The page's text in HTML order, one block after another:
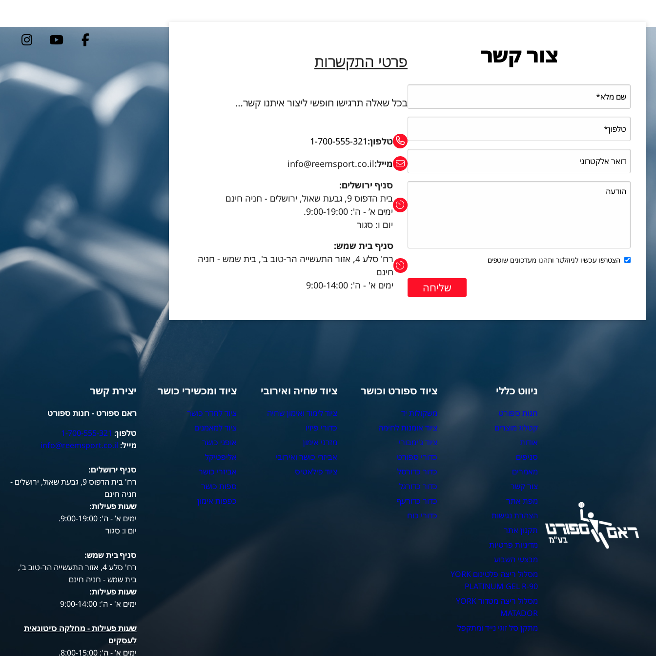
צור קשר
הצטרפו עכשיו לניוזלטר ותהנו מעדכונים שוטפים
פרטי התקשרות
בכל שאלה תרגישו חופשי ליצור איתנו קשר…
טלפון:1-700-555-321
מייל:info@reemsport.co.il
סניף ירושלים:
בית הדפוס 9, גבעת שאול, ירושלים - חניה חינם
ימים א’ - ה': 9:00-19:00.
יום ו: סגור
סניף בית שמש:
רח' סלע 4, אזור התעשייה הר-טוב ב', בית שמש - חניה
חינם
ימים א' - ה': 9:00-14:00
ניווט כללי
חנות ספורט
קטלוג מוצרים
אודות
סניפים
מאמרים
צור קשר
מפת אתר
הצהרת נגישות
תקנון אתר
מדיניות פרטיות
מבצעי השבוע
מסלול ריצה פלטינום YORK
PLATINUM GEL R-90
מסלול ריצה מטדור YORK
MATADOR
מתקן סל זוגי נייד ומתקפל
ציוד ספורט וכושר
משקולות יד
ציוד אומנות לחימה
ציוד ג'ימבורי
כדורי ספורט
כדור כדורסל
כדור כדורגל
כדור כדורעף
כדורי כוח
ציוד שחיה ואירובי
ציוד לימוד ואימון שחיה
כדורי פיזיו
מזרני אימון
אביזרי כושר ואירובי
ציוד פילאטיס
ציוד ומכשירי כושר
ציוד לחדר כושר
ציוד למאמנים
אופני כושר
אליפטיקל
אביזרי כושר
ספות כושר
כפפות אימון
יצירת קשר
ראם ספורט - חנות ספורט
טלפון:
1-700-555-321
מייל:
info@reemsport.co.il
סניף ירושלים:
רח' בית הדפוס 9, גבעת שאול, ירושלים -
חניה חינם
שעות פעילות:
ימים א’ - ה': 9:00-19:00.
יום ו: סגור
סניף בית שמש:
רח' סלע 4, אזור התעשייה הר-טוב ב',
בית שמש - חניה חינם
שעות פעילות:
ימים א' - ה': 9:00-14:00
שעות פעילות - מחלקה סיטונאית
לעסקים
ימים א’ - ה': 8:00-15:00.